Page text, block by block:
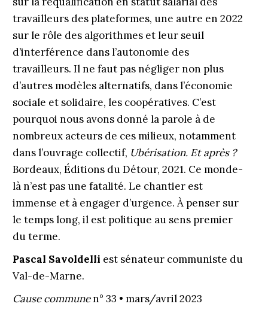
travailleurs des plateformes, une autre en 2022
sur le rôle des algorithmes et leur seuil
d’interférence dans l’autonomie des
travailleurs. Il ne faut pas négliger non plus
d’autres modèles alternatifs, dans l’économie
sociale et solidaire, les coopératives. C’est
pourquoi nous avons donné la parole à de
nombreux acteurs de ces milieux, notamment
dans l’ouvrage collectif, Ubérisation. Et après ?
Bordeaux, Éditions du Détour, 2021. Ce monde-
là n’est pas une fatalité. Le chantier est
immense et à engager d’urgence. À penser sur
le temps long, il est politique au sens premier
du terme.
Pascal Savoldelli est sénateur communiste du
Val-de-Marne.
Cause communen° 33 • mars/avril 2023